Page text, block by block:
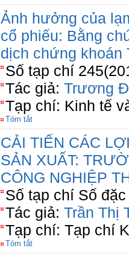
Ảnh hưởng của
cổ phiếu: Bằng
dịch chứng khoán
Số tạp chí
Tác giả: Trương
Tạp chí: Kinh tế
Tóm tắt
CẢI TIẾN CÁC
SẢN XUẤT:
CÔNG NGHIỆP
Số tạp chí Số
Tác giả: Trần Thị
Tạp chí: Tạp chí
Tóm tắt